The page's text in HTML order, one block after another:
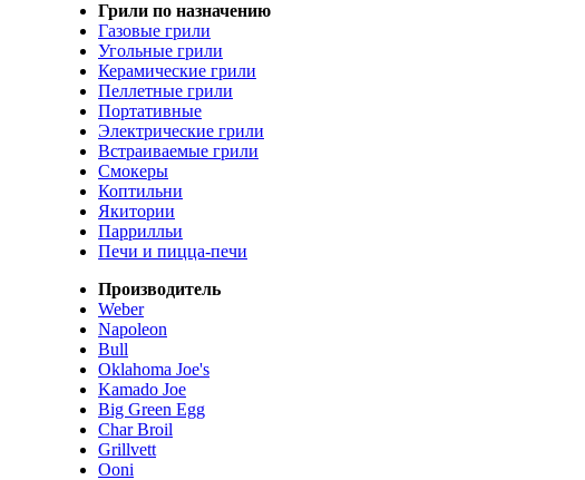
Грили по назначению
Газовые грили
Угольные грили
Керамические грили
Пеллетные грили
Портативные
Электрические грили
Встраиваемые грили
Смокеры
Коптильни
Якитории
Паррилльи
Печи и пицца-печи
Производитель
Weber
Napoleon
Bull
Oklahoma Joe's
Kamado Joe
Big Green Egg
Char Broil
Grillvett
Ooni